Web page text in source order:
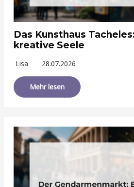
Das Kunsthaus
kreative Seele
Lisa 28.07.2026
Mehr lesen